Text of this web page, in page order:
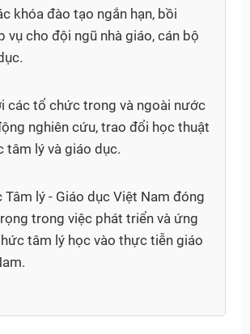
khóa đào tạo ngắn hạn, bồi
vụ cho đội ngũ nhà giáo, cán bộ
các tổ chức trong và ngoài nước
nghiên cứu, trao đổi học thuật
tâm lý và giáo dục.
Tâm lý - Giáo dục Việt Nam đóng
trong việc phát triển và ứng
tâm lý học vào thực tiễn giáo